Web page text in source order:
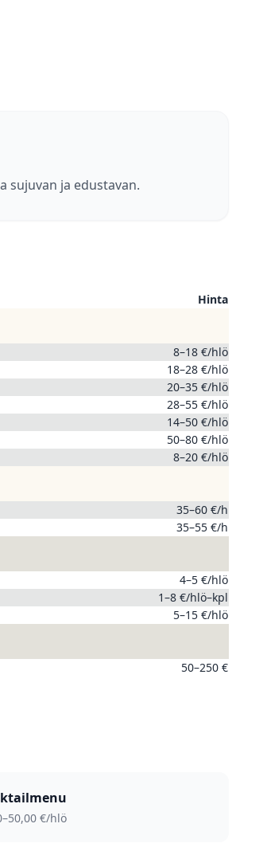
sujuvan ja edustavan.
Hinta
8–18 €/hlö
18–28 €/hlö
20–35 €/hlö
28–55 €/hlö
14–50 €/hlö
50–80 €/hlö
8–20 €/hlö
35–60 €/h
35–55 €/h
4–5 €/hlö
1–8 €/hlö–kpl
5–15 €/hlö
50–250 €
€/hlö